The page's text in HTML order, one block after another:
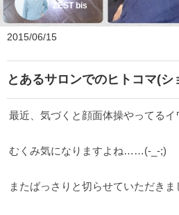
ZEST bis
2015/06/15
とあるサロンでのヒトコマ(シ
最近、気づくと顔面体操やってるイ
むくみ気になりますよね……(-_-;)
またばっさりと切らせていただきま